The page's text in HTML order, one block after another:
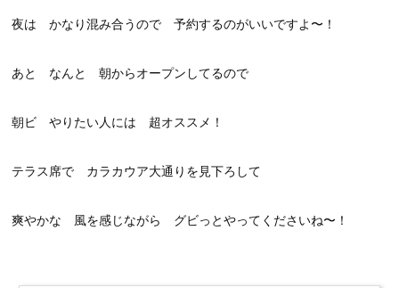
夜は かなり混み合うので 予約するのがいいですよ〜！
あと なんと 朝からオープンしてるので
朝ビ やりたい人には 超オススメ！
テラス席で カラカウア大通りを見下ろして
爽やかな 風を感じながら グビっとやってくださいね〜！